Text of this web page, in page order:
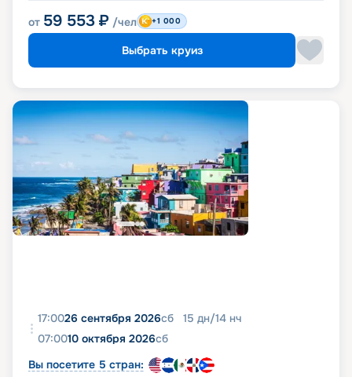
от 59 553 ₽ /чел +1 000
Выбрать круиз
17:0026 сентября 2026сб 15 дн/14 нч
07:0010 октября 2026сб
Вы посетите 5 стран: